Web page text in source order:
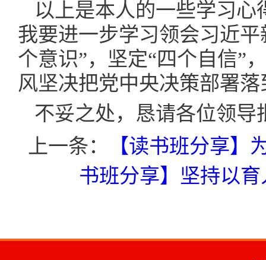
以上是本人的一些学习
我要进一步学习领会习近
个意识”，坚定“四个自信”
风坚决把党中央决策部署
不妥之处，恳请各位领导
上一条：
【读书班分享】
书班分享】坚持以